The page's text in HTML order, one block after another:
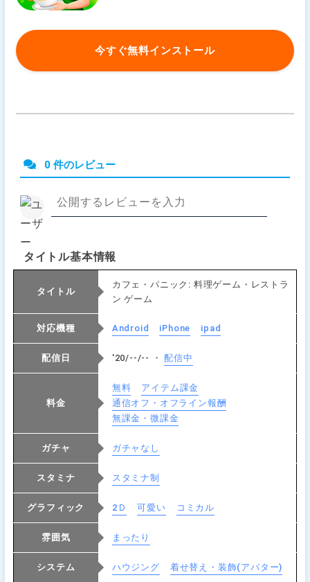
今すぐ無料インストール
0 件のレビュー
タイトル基本情報
タイトル
カフェ・パニック: 料理ゲーム・レストラ
ン ゲーム
対応機種 Android iPhone ipad
配信日 '20/--/-- ・配信中
料金
無料
アイテム課金
通信オフ・オフライン報酬
無課金・微課金
ガチャ ガチャなし
スタミナ スタミナ制
グラフィック 2Ｄ 可愛い コミカル
雰囲気 まったり
システム ハウジング 着せ替え・装飾(アバター)